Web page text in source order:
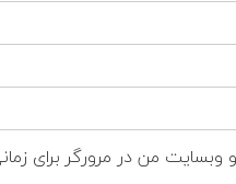
وبسایت من در مرورگر برای